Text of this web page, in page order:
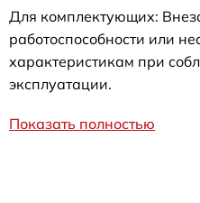
Для комплектующих:
работоспособности или
характеристикам при
эксплуатации.
Показать полностью